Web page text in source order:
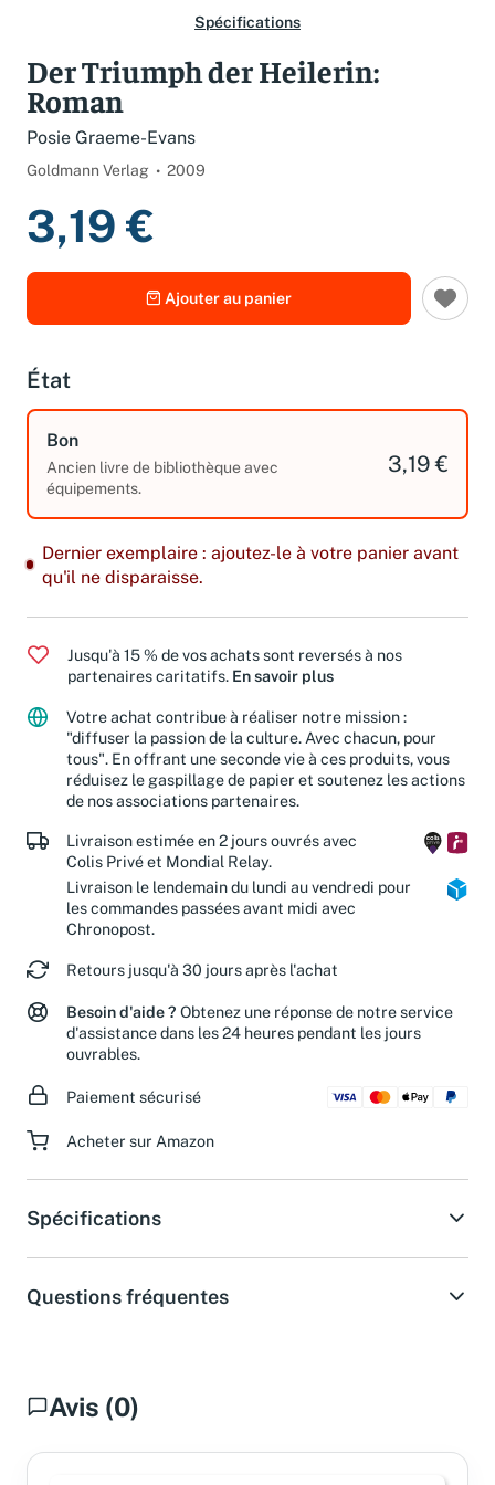
Spécifications
Der Triumph der Heilerin:
Roman
Posie Graeme-Evans
Goldmann Verlag 2009
3,19 €
Ajouter au panier
État
Bon
Ancien livre de bibliothèque avec
équipements.
3,19 €
Dernier exemplaire : ajoutez-le à votre panier avant
qu'il ne disparaisse.
Jusqu'à 15 % de vos achats sont reversés à nos
partenaires caritatifs. En savoir plus
Votre achat contribue à réaliser notre mission :
"diffuser la passion de la culture. Avec chacun, pour
tous". En offrant une seconde vie à ces produits, vous
réduisez le gaspillage de papier et soutenez les actions
de nos associations partenaires.
Livraison estimée en 2 jours ouvrés avec
Colis Privé et Mondial Relay.
Livraison le lendemain du lundi au vendredi pour
les commandes passées avant midi avec
Chronopost.
Retours jusqu'à 30 jours après l'achat
Besoin d'aide ? Obtenez une réponse de notre service
d'assistance dans les 24 heures pendant les jours
ouvrables.
Paiement sécurisé
Acheter sur Amazon
Spécifications
Questions fréquentes
Avis (0)